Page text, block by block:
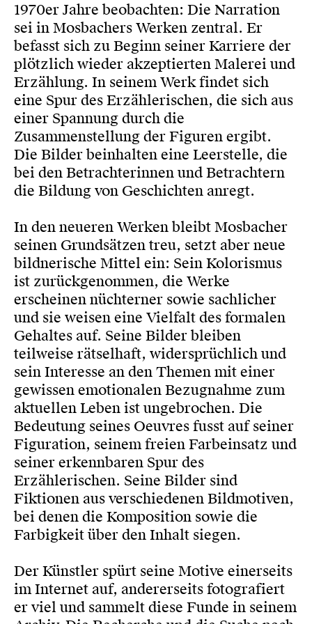
1970er Jahre beobachten: Die Narration
sei in Mosbachers Werken zentral. Er
befasst sich zu Beginn seiner Karriere der
plötzlich wieder akzeptierten Malerei und
Erzählung. In seinem Werk findet sich
eine Spur des Erzählerischen, die sich aus
einer Spannung durch die
Zusammenstellung der Figuren ergibt.
Die Bilder beinhalten eine Leerstelle, die
bei den Betrachterinnen und Betrachtern
die Bildung von Geschichten anregt.
In den neueren Werken bleibt Mosbacher
seinen Grundsätzen treu, setzt aber neue
bildnerische Mittel ein: Sein Kolorismus
ist zurückgenommen, die Werke
erscheinen nüchterner sowie sachlicher
und sie weisen eine Vielfalt des formalen
Gehaltes auf. Seine Bilder bleiben
teilweise rätselhaft, widersprüchlich und
sein Interesse an den Themen mit einer
gewissen emotionalen Bezugnahme zum
aktuellen Leben ist ungebrochen. Die
Bedeutung seines Oeuvres fusst auf seiner
Figuration, seinem freien Farbeinsatz und
seiner erkennbaren Spur des
Erzählerischen. Seine Bilder sind
Fiktionen aus verschiedenen Bildmotiven,
bei denen die Komposition sowie die
Farbigkeit über den Inhalt siegen.
Der Künstler spürt seine Motive einerseits
im Internet auf, andererseits fotografiert
er viel und sammelt diese Funde in seinem